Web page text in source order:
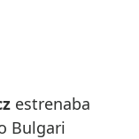
estrenaba
Bulgari